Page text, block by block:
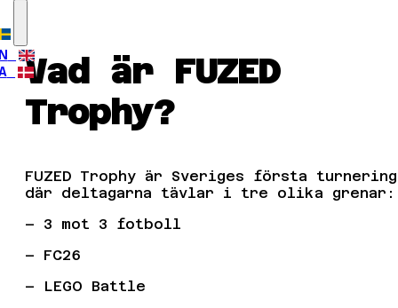
Vad är FUZED
Trophy?
FUZED Trophy är Sveriges första turnering
där deltagarna tävlar i tre olika grenar:
– 3 mot 3 fotboll
– FC26
– LEGO Battle